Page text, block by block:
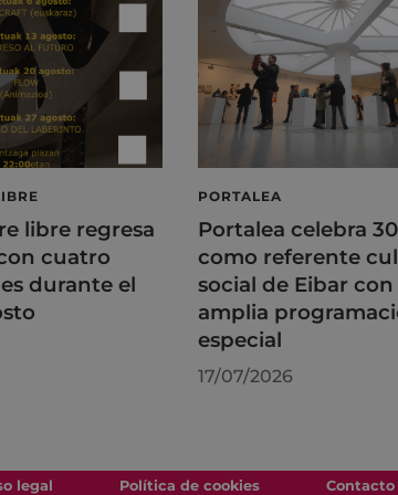
libre regresa
cuatro
durante el
PORTALEA
Portalea celebra
como referente
social de Eibar
amplia
especial
17/07/2026
legal Política de cookies Contacto